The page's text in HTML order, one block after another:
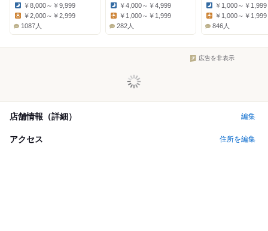
Dinner:
￥8,000～￥9,999
￥2,000～￥2,999
1087人
Dinner:
￥4,000～￥4,999
￥1,000～￥1,999
282人
Dinner:
￥1,000～￥1,999
￥1,000～￥1,999
846人
広告を非表示
店舗情報（詳細） 編集
アクセス 住所を編集